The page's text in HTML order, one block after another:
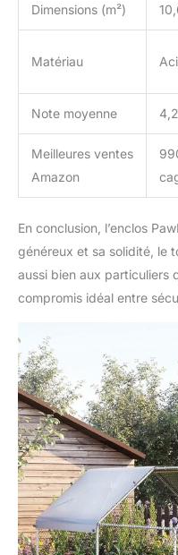
Dimensions (m²)
Matériau
Note moyenne
Meilleures ventes
Amazon
En conclusion, l’enclos
généreux et sa solidité, le
aussi bien aux particuliers
compromis idéal entre